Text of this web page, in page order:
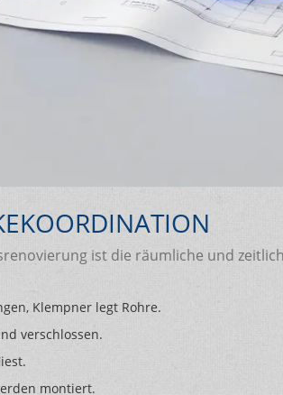
ist die räumliche und
Klempner legt Rohre.
verschlossen.
montiert.